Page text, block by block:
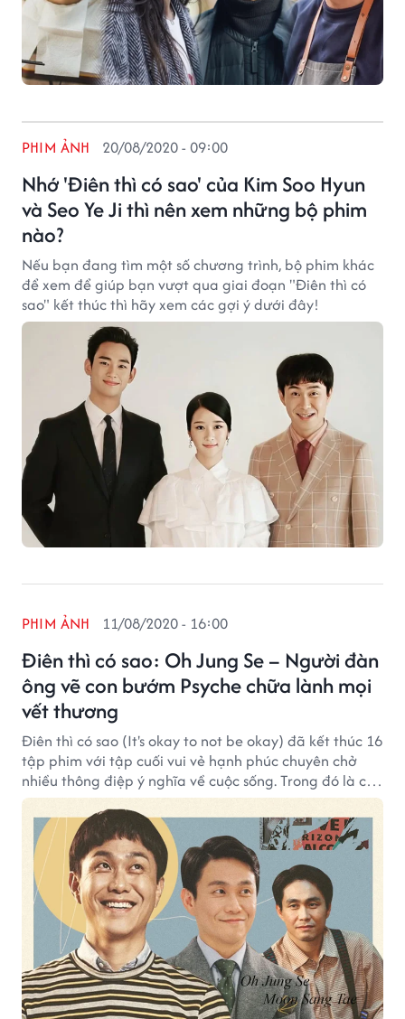
Nhớ 'Điên thì có sao' của Kim Soo Hyun
và Seo Ye Ji thì nên xem những bộ phim
nào?
PHIM ẢNH 20/08/2020 - 09:00
Nếu bạn đang tìm một số chương trình, bộ phim khác
để xem để giúp bạn vượt qua giai đoạn "Điên thì có
sao" kết thúc thì hãy xem các gợi ý dưới đây!
Điên thì có sao: Oh Jung Se – Người đàn
ông vẽ con bướm Psyche chữa lành mọi
vết thương
PHIM ẢNH 11/08/2020 - 16:00
Điên thì có sao (It's okay to not be okay) đã kết thúc 16
tập phim với tập cuối vui vẻ hạnh phúc chuyên chở
nhiều thông điệp ý nghĩa về cuộc sống. Trong đó là cái
kết Happy Ending cho cặp đôi chính Seo Ye Ji và Kim
Soo Hyun, thế nhưng linh hồn của bộ phim lại là người
anh trai tự kỷ Oh Jung Se.